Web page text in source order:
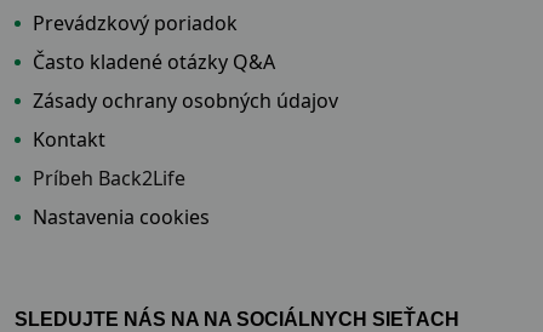
Prevádzkový poriadok
Často kladené otázky Q&A
Zásady ochrany osobných údajov
Kontakt
Príbeh Back2Life
Nastavenia cookies
SLEDUJTE NÁS NA NA SOCIÁLNYCH SIEŤACH